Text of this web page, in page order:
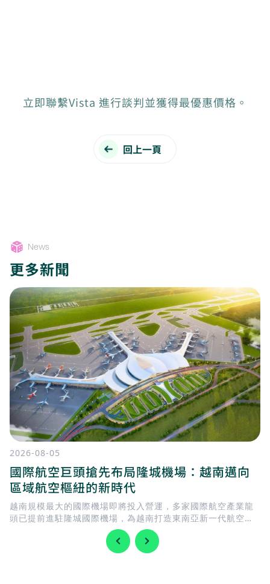
立即聯繫Vista 進行談判並獲得最優惠價格。
回上一頁
News
更多新聞
2026-08-05
國際航空巨頭搶先布局隆城機場：越南邁向
區域航空樞紐的新時代
越南規模最大的國際機場即將投入營運，多家國際航空產業龍
頭已提前進駐隆城國際機場，為越南打造東南亞新一代航空樞